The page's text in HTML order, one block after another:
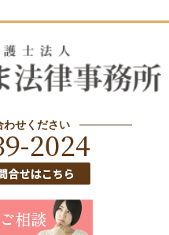
わせください